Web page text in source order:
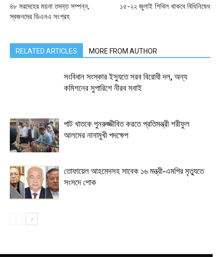
৪৮ মরদেহের ময়না তদন্ত সম্পন্ন,
স্বজনদের ডিএনএ সংগ্রহ
১৫-২২ জুলাই শিথিল থাকবে বিধিনিষেধ
RELATED ARTICLES MORE FROM AUTHOR
সংবিধান সংস্কার ইস্যুতে সরব বিরোধী দল, অন্য
কমিশনের সুপারিশে নীরব সবাই
পাট খাতকে পুনরুজ্জীবিত করতে প্রতিমন্ত্রী শরীফুল
আলমের নানামুখী পদক্ষেপ
তোফায়েল আহমেদসহ সাবেক ১৬ মন্ত্রী-এমপির মৃত্যুতে
সংসদে শোক